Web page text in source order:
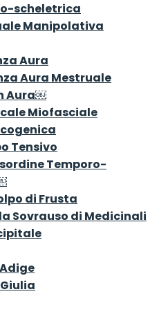
scheletrica
Manipolativa
Aura
Aura Mestruale
Aura￼
Miofasciale
Tensivo
Temporo-
di Frusta
Sovrauso di Medicinali
un aiuto
inConsigli e Rimedi per il Mal di
traduzione da me